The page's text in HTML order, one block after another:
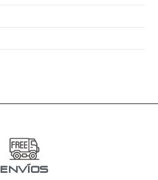
ENVÍOS